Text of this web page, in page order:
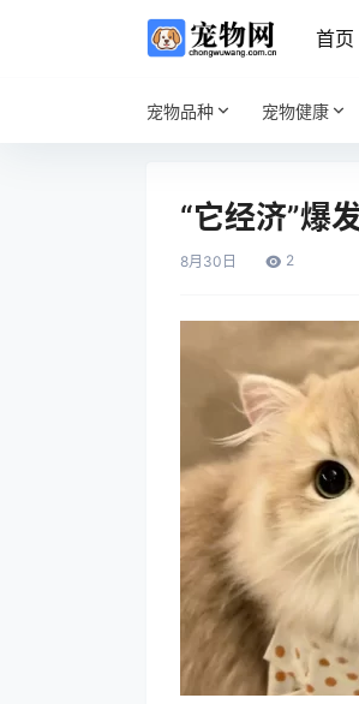
首页
宠物品种 宠物健康
“它经济”爆
8月 30日 2